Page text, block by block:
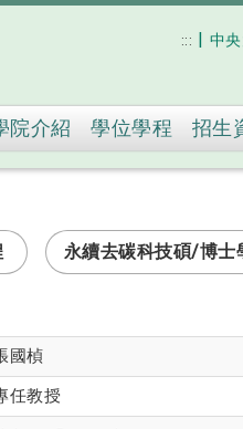
::: | 中
跳到主要內
院介紹 學位學程 招生
永續去碳科技碩/博士
國楨
任教授